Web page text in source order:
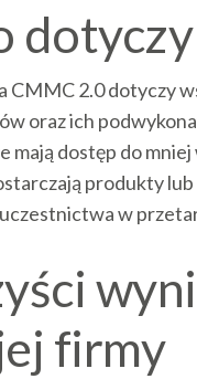
CMMC 2.0 dotyczy
oraz ich
mają dostęp do
produkty
w
firmy